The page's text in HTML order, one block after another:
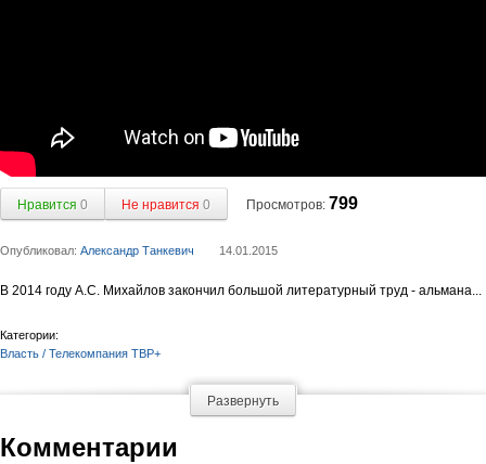
Нравится 0 Не нравится 0 Просмотров: 799
Опубликовал: Александр Танкевич 14.01.2015
В 2014 году А.С. Михайлов закончил большой литературный труд - альмана...
Категории:
Власть / Телекомпания ТВР+
Развернуть
Комментарии